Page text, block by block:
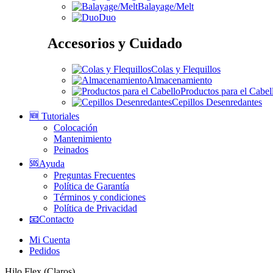
Balayage/Melt
Duo
Accesorios y Cuidado
Colas y Flequillos
Almacenamiento
Productos para el
Cepillos Desenredantes
🆕 Tutoriales
Colocación
Mantenimiento
Peinados
🆘Ayuda
Preguntas Frecuentes
Política de Garantía
Términos y condiciones
Política de Privacidad
📧Contacto
Mi Cuenta
Pedidos